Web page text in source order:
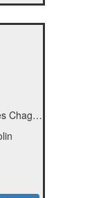
Jean-Jacques Chagnaud